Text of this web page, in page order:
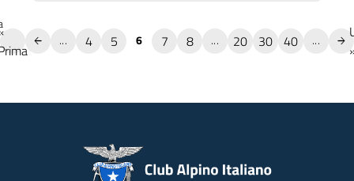
... 4 5 6 7 8 ... 20 30 40 ...